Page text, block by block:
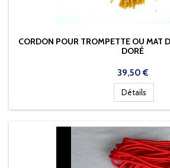
CORDON POUR TROMPETTE OU MAT
DORÉ
Prix
39,50 €
Détails